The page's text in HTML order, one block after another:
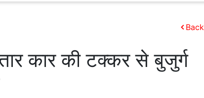
Back
कार की टक्कर से बुजुर्ग